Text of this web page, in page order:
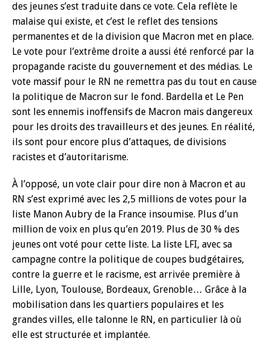
des jeunes s’est traduite dans ce vote. Cela reflète le
malaise qui existe, et c’est le reflet des tensions
permanentes et de la division que Macron met en place.
Le vote pour l’extrême droite a aussi été renforcé par la
propagande raciste du gouvernement et des médias. Le
vote massif pour le RN ne remettra pas du tout en cause
la politique de Macron sur le fond. Bardella et Le Pen
sont les ennemis inoffensifs de Macron mais dangereux
pour les droits des travailleurs et des jeunes. En réalité,
ils sont pour encore plus d’attaques, de divisions
racistes et d’autoritarisme.
À l’opposé, un vote clair pour dire non à Macron et au
RN s’est exprimé avec les 2,5 millions de votes pour la
liste Manon Aubry de la France insoumise. Plus d’un
million de voix en plus qu’en 2019. Plus de 30 % des
jeunes ont voté pour cette liste. La liste LFI, avec sa
campagne contre la politique de coupes budgétaires,
contre la guerre et le racisme, est arrivée première à
Lille, Lyon, Toulouse, Bordeaux, Grenoble… Grâce à la
mobilisation dans les quartiers populaires et les
grandes villes, elle talonne le RN, en particulier là où
elle est structurée et implantée.